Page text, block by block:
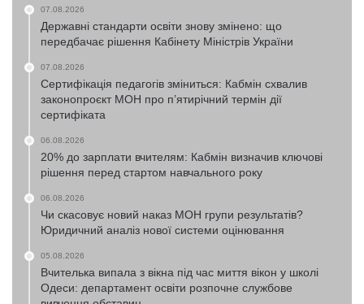
07.08.2026
Державні стандарти освіти знову змінено: що
передбачає рішення Кабінету Міністрів України
07.08.2026
Сертифікація педагогів зміниться: Кабмін схвалив
законопроєкт МОН про п’ятирічний термін дії
сертифіката
06.08.2026
20% до зарплати вчителям: Кабмін визначив ключові
рішення перед стартом навчального року
06.08.2026
Чи скасовує новий наказ МОН групи результатів?
Юридичний аналіз нової системи оцінювання
05.08.2026
Вчителька випала з вікна під час миття вікон у школі
Одеси: департамент освіти розпочне службове